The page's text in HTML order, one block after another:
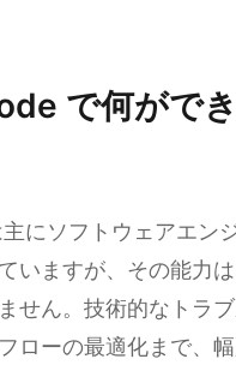
で何がで
にソフトウェアエン
いますが、その能力
せん。技術的なトラ
ローの最適化まで、